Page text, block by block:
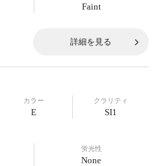
Faint
詳細を見る
カラー
E
クラリティ
SI1
蛍光性
None